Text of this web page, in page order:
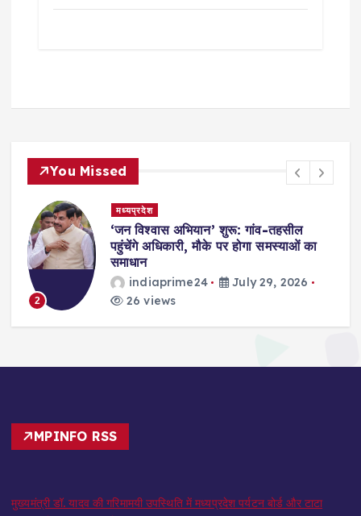
You Missed
2
मध्यप्रदेश
‘जन विश्वास अभियान’ शुरू: गांव-तहसील
पहुंचेंगे अधिकारी, मौके पर होगा समस्याओं का
समाधान
indiaprime24
July 29, 2026
26 views
MPINFO RSS
मुख्यमंत्री डॉ. यादव की गरिमामयी उपस्थिति में मध्यप्रदेश पर्यटन बोर्ड और टाटा